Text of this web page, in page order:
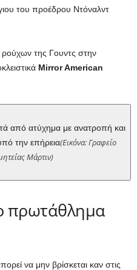
του προέδρου Ντόναλντ
της Γουντς στην
Mirror American
από ατύχημα με ανατροπή και
την επήρεια(Εικόνα: Γραφείο
Μάρτιν)
πρωτάθλημα
να μην βρίσκεται καν στις